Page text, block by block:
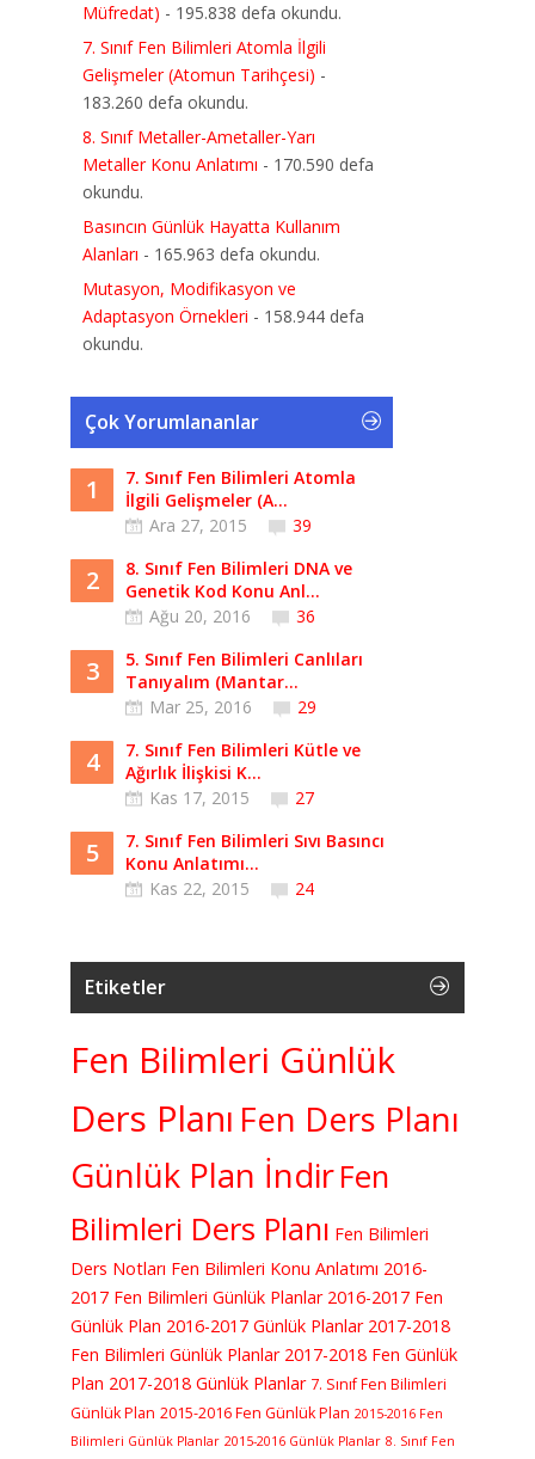
Müfredat) - 195.838 defa okundu.
7. Sınıf Fen Bilimleri Atomla İlgili
Gelişmeler (Atomun Tarihçesi) -
183.260 defa okundu.
8. Sınıf Metaller-Ametaller-Yarı
Metaller Konu Anlatımı - 170.590 defa
okundu.
Basıncın Günlük Hayatta Kullanım
Alanları - 165.963 defa okundu.
Mutasyon, Modifikasyon ve
Adaptasyon Örnekleri - 158.944 defa
okundu.
Çok Yorumlananlar
1
7. Sınıf Fen Bilimleri Atomla
İlgili Gelişmeler (A...
Ara 27, 2015
39
2
8. Sınıf Fen Bilimleri DNA ve
Genetik Kod Konu Anl...
Ağu 20, 2016
36
3
5. Sınıf Fen Bilimleri Canlıları
Tanıyalım (Mantar...
Mar 25, 2016
29
4
7. Sınıf Fen Bilimleri Kütle ve
Ağırlık İlişkisi K...
Kas 17, 2015
27
5
7. Sınıf Fen Bilimleri Sıvı Basıncı
Konu Anlatımı...
Kas 22, 2015
24
Etiketler
Fen Bilimleri Günlük
Ders Planı Fen Ders Planı
Günlük Plan İndirFen
Bilimleri Ders Planı Fen Bilimleri
Ders Notları Fen Bilimleri Konu Anlatımı 2016-
2017 Fen Bilimleri Günlük Planlar 2016-2017 Fen
Günlük Plan 2016-2017 Günlük Planlar 2017-2018
Fen Bilimleri Günlük Planlar 2017-2018 Fen Günlük
Plan 2017-2018 Günlük Planlar 7. Sınıf Fen Bilimleri
Günlük Plan 2015-2016 Fen Günlük Plan 2015-2016 Fen
Bilimleri Günlük Planlar 2015-2016 Günlük Planlar 8. Sınıf Fen